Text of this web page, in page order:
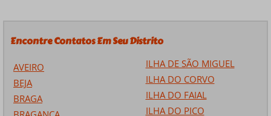
Encontre Contatos Em Seu Distrito
AVEIRO
BEJA
BRAGA
ILHA DE SÃO MIGUEL
ILHA DO CORVO
ILHA DO FAIAL
ILHA DO PICO